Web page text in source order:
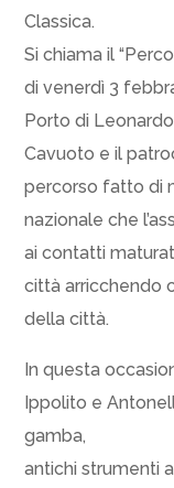
Classica.
Si chiama il
di venerdì 3
Porto di
Cavuoto e il
percorso fatto di
nazionale che
ai contatti
città arricchendo
della città.
In questa
Ippolito e
gamba,
antichi strumenti